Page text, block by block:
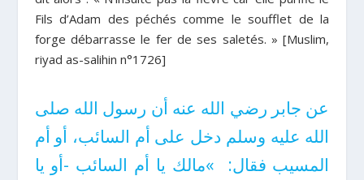
Fils d’Adam des péchés comme le soufflet de la
forge débarrasse le fer de ses saletés. » [Muslim,
riyad as-salihin n°1726]
عن جابر رضي الله عنه أن رسول الله صلى
الله عليه وسلم دخل على أم السائب، أو أم
المسيب فقال‏:‏ ‏ »‏مالك يا أم السائب -أو يا